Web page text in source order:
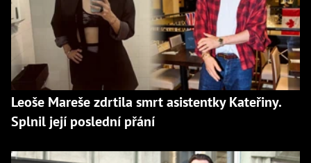
Leoše Mareše zdrtila smrt asistentky Kateřiny.
Splnil její poslední přání